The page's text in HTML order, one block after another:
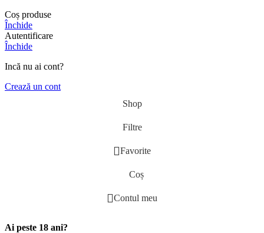
Coș produse
Închide
Autentificare
Închide
Incă nu ai cont?
Crează un cont
Shop
Filtre
Favorite
Coș
Contul meu
Ai peste 18 ani?